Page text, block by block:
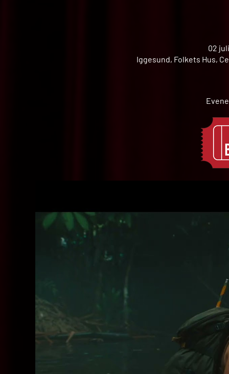
02
Iggesund, Folkets Hus,